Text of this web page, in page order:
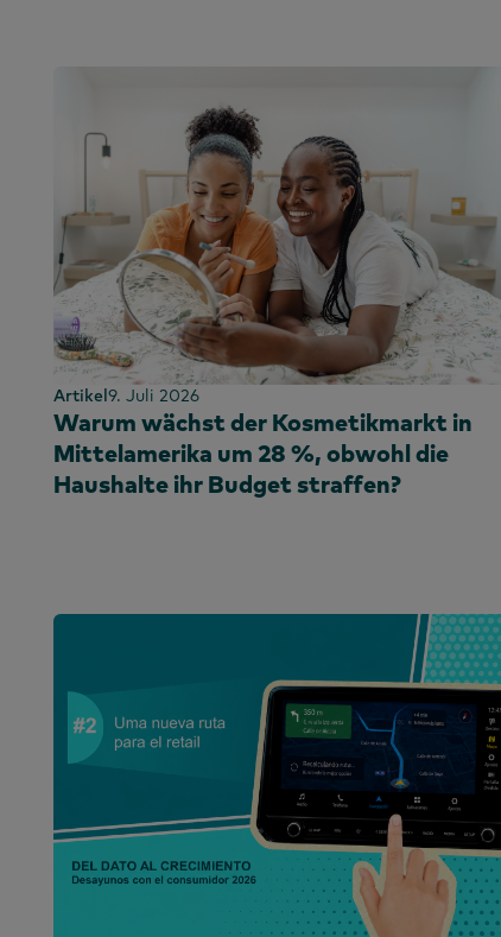
Artikel9. Juli 2026
Warum wächst der Kosmetikmarkt in
Mittelamerika um 28 %, obwohl die
Haushalte ihr Budget straffen?